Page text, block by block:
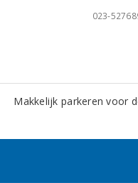
023-
Makkelijk parkeren voor